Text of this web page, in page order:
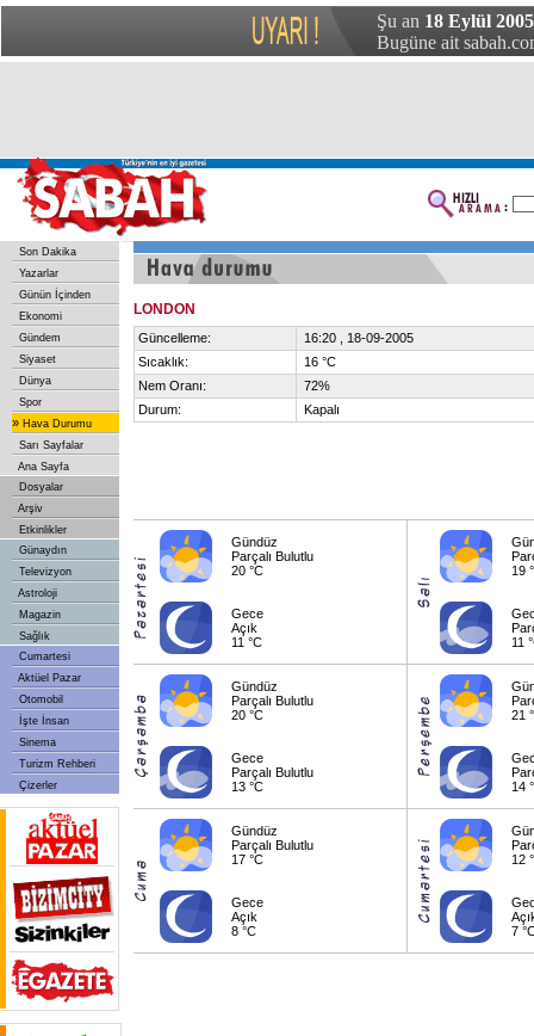
Şu an 18 Eylül
Bugüne ait
Son Dakika
Yazarlar
Günün İçinden
Ekonomi
Gündem
Siyaset
Dünya
Spor
» Hava Durumu
Sarı Sayfalar
Ana Sayfa
Dosyalar
Arşiv
Etkinlikler
Günaydın
Televizyon
Astroloji
Magazin
Sağlık
Cumartesi
Aktüel Pazar
Otomobil
İşte İnsan
Sinema
Turizm Rehberi
Çizerler
LONDON
Güncelleme:
16:20 , 18-09-2005
Sıcaklık:
16 °C
Nem Oranı:
72%
Durum:
Kapalı
Gündüz
Parçalı Bulutlu
20 °C
19
Gece
Açık
11 °C
11
Gündüz
Parçalı Bulutlu
20 °C
21
Gece
Parçalı Bulutlu
13 °C
14
Gündüz
Parçalı Bulutlu
17 °C
12
Gece
Açık
8 °C
7